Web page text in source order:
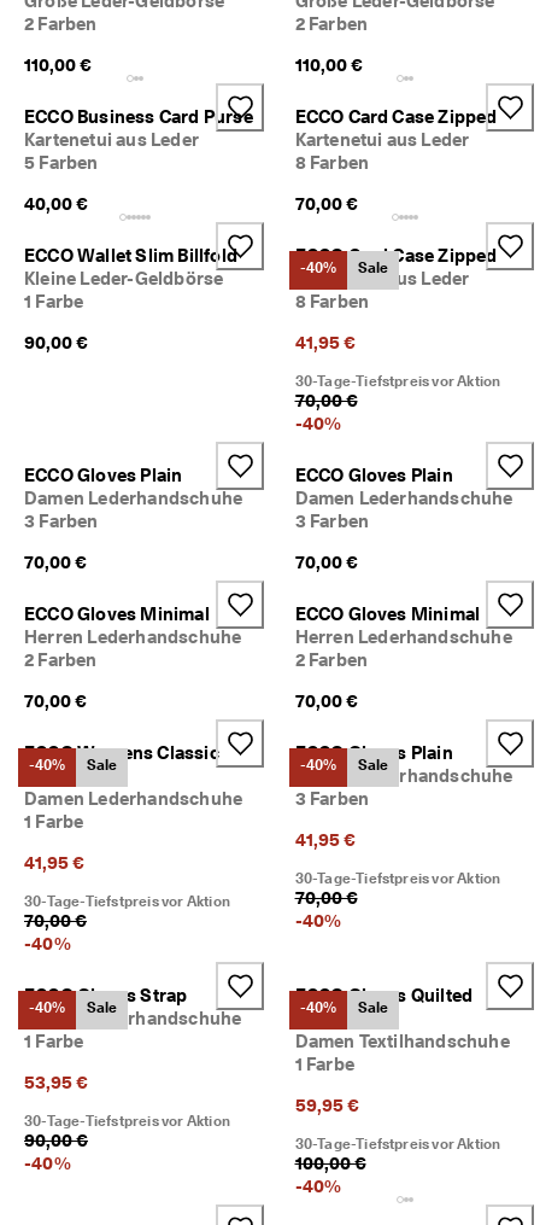
2 Farben
110,00 €
2 Farben
110,00 €
ECCO Business Card Purse
Kartenetui aus Leder
5 Farben
40,00 €
ECCO Card Case Zipped
Kartenetui aus Leder
8 Farben
70,00 €
ECCO Wallet Slim Billfold
Kleine Leder-Geldbörse
1 Farbe
90,00 €
-40% Sale
ECCO Card Case Zipped
Kartenetui aus Leder
8 Farben
41,95 €
30-Tage-Tiefstpreis vor Aktion
70,00 €
-40%
ECCO Gloves Plain
Damen Lederhandschuhe
3 Farben
70,00 €
ECCO Gloves Plain
Damen Lederhandschuhe
3 Farben
70,00 €
ECCO Gloves Minimal
Herren Lederhandschuhe
2 Farben
70,00 €
ECCO Gloves Minimal
Herren Lederhandschuhe
2 Farben
70,00 €
-40% Sale
ECCO Womens Classic
Gloves
Damen Lederhandschuhe
1 Farbe
41,95 €
30-Tage-Tiefstpreis vor Aktion
70,00 €
-40%
-40% Sale
ECCO Gloves Plain
Damen Lederhandschuhe
3 Farben
41,95 €
30-Tage-Tiefstpreis vor Aktion
70,00 €
-40%
-40% Sale
ECCO Gloves Strap
Herren Lederhandschuhe
1 Farbe
53,95 €
30-Tage-Tiefstpreis vor Aktion
90,00 €
-40%
-40% Sale
ECCO Gloves Quilted
Mittens
Damen Textilhandschuhe
1 Farbe
59,95 €
30-Tage-Tiefstpreis vor Aktion
100,00 €
-40%